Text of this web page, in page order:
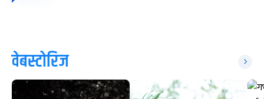
वेबस्टोरिज